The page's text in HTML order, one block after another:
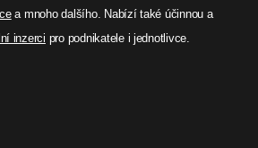
a mnoho dalšího. Nabízí také účinnou a
inzerci pro podnikatele i jednotlivce.